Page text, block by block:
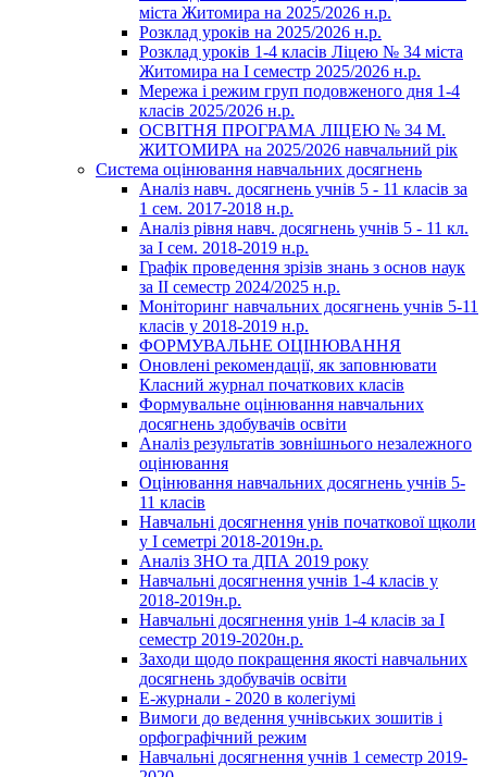
міста Житомира на 2025/2026 н.р.
Розклад уроків на 2025/2026 н.р.
Розклад уроків 1-4 класів Ліцею № 34 міста
Житомира на І семестр 2025/2026 н.р.
Мережа і режим груп подовженого дня 1-4
класів 2025/2026 н.р.
ОСВІТНЯ ПРОГРАМА ЛІЦЕЮ № 34 М.
ЖИТОМИРА на 2025/2026 навчальний рік
Система оцінювання навчальних досягнень
Аналіз навч. досягнень учнів 5 - 11 класів за
1 сем. 2017-2018 н.р.
Аналіз рівня навч. досягнень учнів 5 - 11 кл.
за І сем. 2018-2019 н.р.
Графік проведення зрізів знань з основ наук
за ІІ семестр 2024/2025 н.р.
Моніторинг навчальних досягнень учнів 5-11
класів у 2018-2019 н.р.
ФОРМУВАЛЬНЕ ОЦІНЮВАННЯ
Оновлені рекомендації, як заповнювати
Класний журнал початкових класів
Формувальне оцінювання навчальних
досягнень здобувачів освіти
Аналіз результатів зовнішнього незалежного
оцінювання
Оцінювання навчальних досягнень учнів 5-
11 класів
Навчальні досягнення унів початкової щколи
у І семетрі 2018-2019н.р.
Аналіз ЗНО та ДПА 2019 року
Навчальні досягнення учнів 1-4 класів у
2018-2019н.р.
Навчальні досягнення унів 1-4 класів за І
семестр 2019-2020н.р.
Заходи щодо покращення якості навчальних
досягнень здобувачів освіти
Е-журнали - 2020 в колегіумі
Вимоги до ведення учнівських зошитів і
орфографічний режим
Навчальні досягнення учнів 1 семестр 2019-